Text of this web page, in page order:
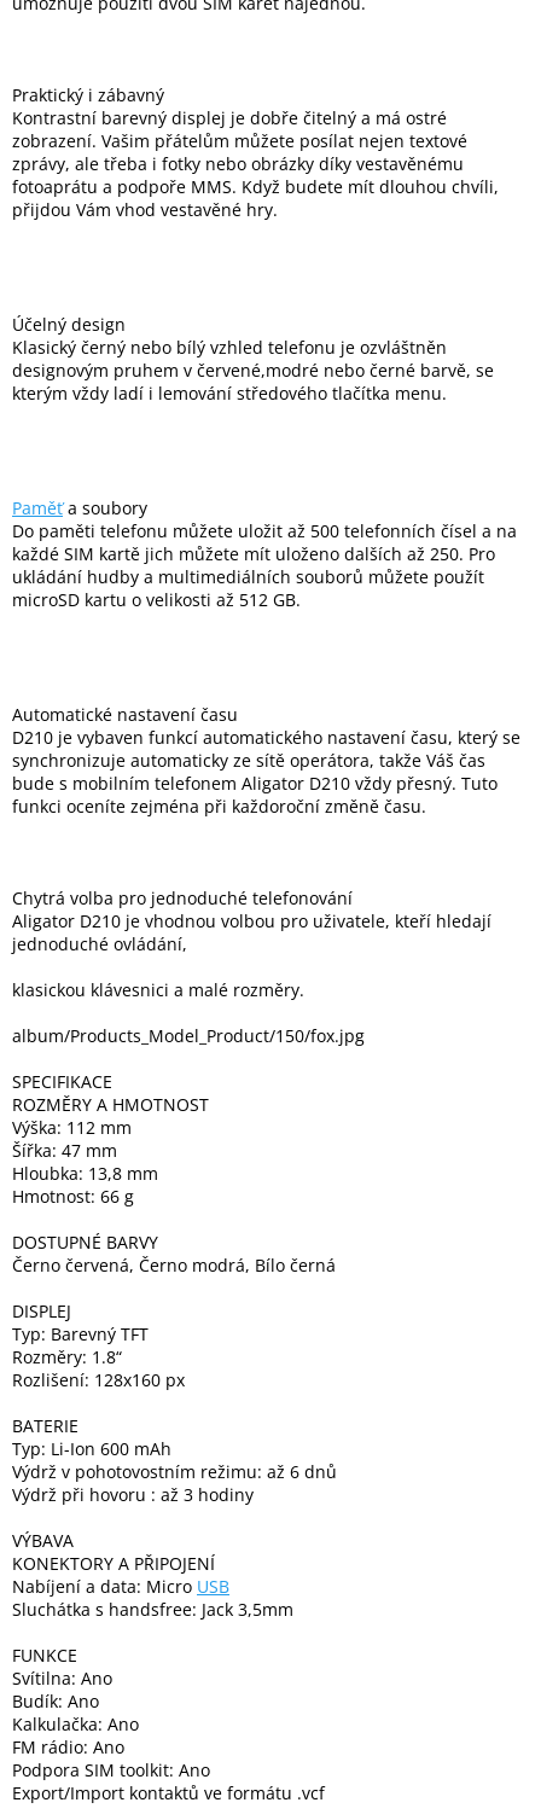
Akční
A
CARTRIDGE
OEM
Sestavy
počítačů
Inpraise
Doprodej
Přihlášení
Praktický i zábavný
Kontrastní barevný displej je dobře čitelný a má ostré
zobrazení. Vašim přátelům můžete posílat nejen textové
zprávy, ale třeba i fotky nebo obrázky díky vestavěnému
fotoaprátu a podpoře MMS. Když budete mít dlouhou chvíli,
přijdou Vám vhod vestavěné hry.
Účelný design
Klasický černý nebo bílý vzhled telefonu je ozvláštněn
designovým pruhem v červené,modré nebo černé barvě, se
kterým vždy ladí i lemování středového tlačítka menu.
Paměťa soubory
Do paměti telefonu můžete uložit až 500 telefonních čísel a na
každé SIM kartě jich můžete mít uloženo dalších až 250. Pro
ukládání hudby a multimediálních souborů můžete použít
microSD kartu o velikosti až 512 GB.
Automatické nastavení času
D210 je vybaven funkcí automatického nastavení času, který se
synchronizuje automaticky ze sítě operátora, takže Váš čas
bude s mobilním telefonem Aligator D210 vždy přesný. Tuto
funkci oceníte zejména při každoroční změně času.
Chytrá volba pro jednoduché telefonování
Aligator D210 je vhodnou volbou pro uživatele, kteří hledají
jednoduché ovládání,
klasickou klávesnici a malé rozměry.
album/Products_Model_Product/150/fox.jpg
SPECIFIKACE
ROZMĚRY A HMOTNOST
Výška: 112 mm
Šířka: 47 mm
Hloubka: 13,8 mm
Hmotnost: 66 g
DOSTUPNÉ BARVY
Černo červená, Černo modrá, Bílo černá
DISPLEJ
Typ: Barevný TFT
Rozměry: 1.8“
Rozlišení: 128x160 px
BATERIE
Typ: Li-Ion 600 mAh
Výdrž v pohotovostním režimu: až 6 dnů
Výdrž při hovoru : až 3 hodiny
VÝBAVA
KONEKTORY A PŘIPOJENÍ
Nabíjení a data: Micro USB
Sluchátka s handsfree: Jack 3,5mm
FUNKCE
Svítilna: Ano
Budík: Ano
Kalkulačka: Ano
FM rádio: Ano
Podpora SIM toolkit: Ano
Export/Import kontaktů ve formátu .vcf